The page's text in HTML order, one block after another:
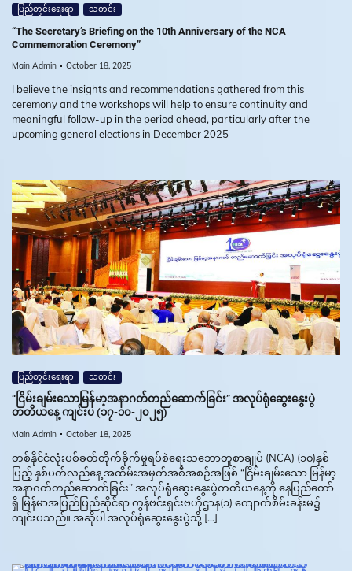
ပြည်တွင်းရေးရာ သတင်း
“The Secretary’s Briefing on the 10th Anniversary of the NCA
Commemoration Ceremony”
Main Admin October 18, 2025
I believe the insights and recommendations gathered from this
ceremony and the workshops will help to ensure continuity and
meaningful follow-up in the period ahead, particularly after the
upcoming general elections in December 2025
ပြည်တွင်းရေးရာ သတင်း
“ငြိမ်းချမ်းသောမြန်မာ့အနာဂတ်တည်ဆောက်ခြင်း” အလုပ်ရုံဆွေးနွေးပွဲ
တတိယနေ့ ကျင်းပ (၁၇-၁၀-၂၀၂၅)
Main Admin October 18, 2025
တစ်နိုင်ငံလုံးပစ်ခတ်တိုက်ခိုက်မှုရပ်စဲရေးသဘောတူစာချုပ် (NCA) (၁၀)နှစ်
ပြည့် နှစ်ပတ်လည်နေ့ အထိမ်းအမှတ်အစီအစဉ်အဖြစ် “ငြိမ်းချမ်းသော မြန်မာ့
အနာဂတ်တည်ဆောက်ခြင်း” အလုပ်ရုံဆွေးနွေးပွဲတတိယနေ့ကို နေပြည်တော်
ရှိ မြန်မာအပြည်ပြည်ဆိုင်ရာ ကွန်ဗင်းရှင်းဗဟိုဌာန(၁) ကျောက်စိမ်းခန်းမ၌
ကျင်းပသည်။ အဆိုပါ အလုပ်ရုံဆွေးနွေးပွဲသို့ […]